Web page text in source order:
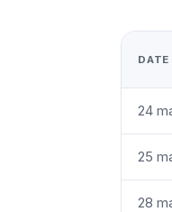
DATE
24
25
28